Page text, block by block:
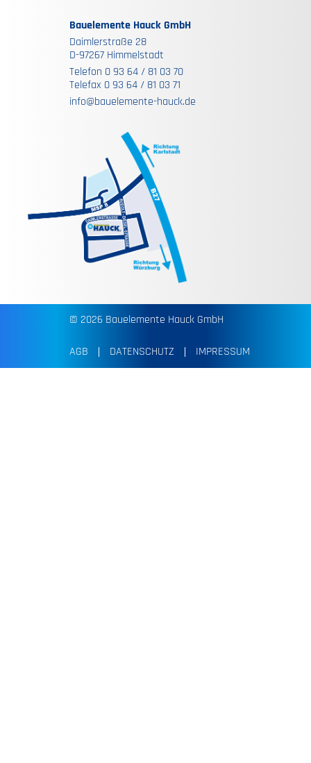
Bauelemente Hauck GmbH
Daimlerstraße 28
D-97267 Himmelstadt
Telefon 0 93 64 / 81 03 70
Telefax 0 93 64 / 81 03 71
info@bauelemente-hauck.de
© 2026 Bauelemente Hauck GmbH
AGB DATENSCHUTZ IMPRESSUM